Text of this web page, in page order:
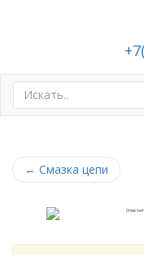
← Смазка цепи